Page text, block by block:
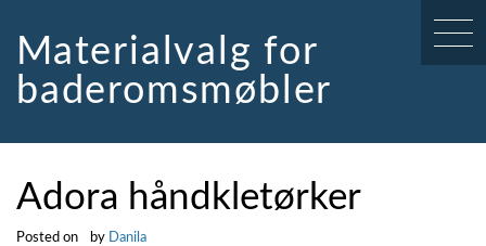
contentMaterialvalg for
baderomsmøbler
Adora håndkletørker
Posted on by Danila